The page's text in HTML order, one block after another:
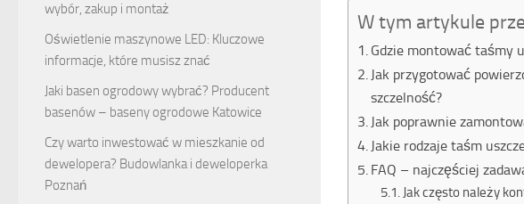
W tym artykule
Gdzie montować taśmy
Jak przygotować
szczelność?
Jak poprawnie
Jakie rodzaje taśm
FAQ – najczęściej
Jak często należy
wybór, zakup i montaż
Oświetlenie maszynowe LED: Kluczowe
informacje, które musisz znać
Jaki basen ogrodowy wybrać? Producent
basenów – baseny ogrodowe Katowice
Czy warto inwestować w mieszkanie od
dewelopera? Budowlanka i deweloperka
Poznań